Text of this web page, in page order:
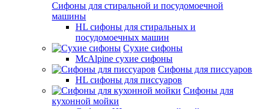
Сифоны для стиральной и посудомоечной
машины
HL сифоны для стиральных и
посудомоечных машин
Сухие сифоны
McAlpine сухие сифоны
Сифоны для писсуаров
HL сифоны для писсуаров
Сифоны для
кухонной мойки